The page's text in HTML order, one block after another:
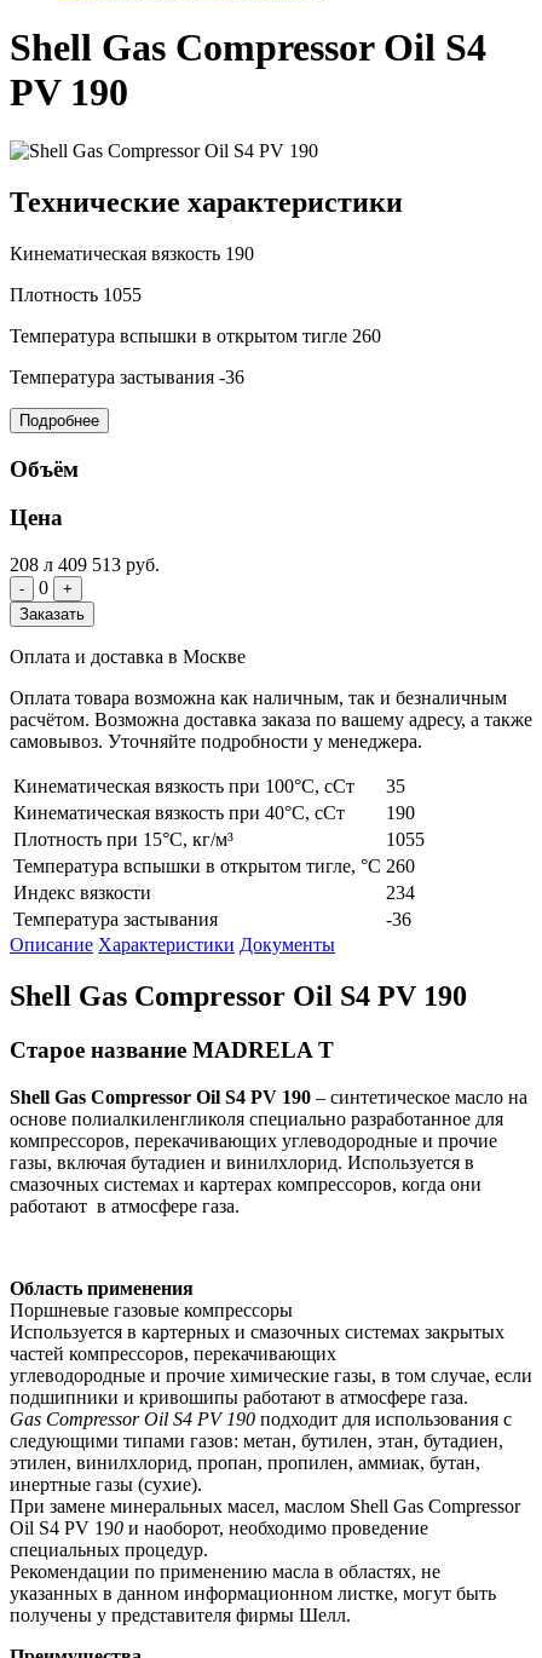
Shell Gas Compressor Oil S4
PV 190
Технические характеристики
Кинематическая вязкость 190
Плотность 1055
Температура вспышки в открытом тигле 260
Температура застывания -36
Подробнее
Объём
Цена
208 л 409 513 руб.
- 0
+
Заказать
Оплата и доставка в Москве
Оплата товара возможна как наличным, так и безналичным
расчётом. Возможна доставка заказа по вашему адресу, а также
самовывоз. Уточняйте подробности у менеджера.
Кинематическая вязкость при 100°C, сСт
35
Кинематическая вязкость при 40°C, сСт
190
Плотность при 15°C, кг/м³
1055
Температура вспышки в открытом тигле, °C 260
Индекс вязкости
234
Температура застывания
-36
Описание Характеристики Документы
Shell Gas Compressor Oil S4 PV 190
Старое название MADRELA T
Shell Gas Compressor Oil S4 PV 190 – синтетическое масло на
основе полиалкиленгликоля специально разработанное для
компрессоров, перекачивающих углеводородные и прочие
газы, включая бутадиен и винилхлорид. Используется в
смазочных системах и картерах компрессоров, когда они
работают в атмосфере газа.
Область применения
Поршневые газовые компрессоры
Используется в картерных и смазочных системах закрытых
частей компрессоров, перекачивающих
углеводородные и прочие химические газы, в том случае, если
подшипники и кривошипы работают в атмосфере газа.
Gas Compressor Oil S4 PV190 подходит для использования с
следующими типами газов: метан, бутилен, этан, бутадиен,
этилен, винилхлорид, пропан, пропилен, аммиак, бутан,
инертные газы (сухие).
При замене минеральных масел, маслом Shell Gas Compressor
Oil S4 PV 190 и наоборот, необходимо проведение
специальных процедур.
Рекомендации по применению масла в областях, не
указанных в данном информационном листке, могут быть
получены у представителя фирмы Шелл.